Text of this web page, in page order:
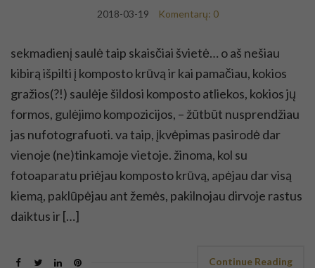
2018-03-19 Komentarų: 0
sekmadienį saulė taip skaisčiai švietė… o aš nešiau
kibirą išpilti į komposto krūvą ir kai pamačiau, kokios
gražios(?!) saulėje šildosi komposto atliekos, kokios jų
formos, gulėjimo kompozicijos, – žūtbūt nusprendžiau
jas nufotografuoti. va taip, įkvėpimas pasirodė dar
vienoje (ne)tinkamoje vietoje. žinoma, kol su
fotoaparatu priėjau komposto krūvą, apėjau dar visą
kiemą, paklūpėjau ant žemės, pakilnojau dirvoje rastus
daiktus ir […]
Continue Reading